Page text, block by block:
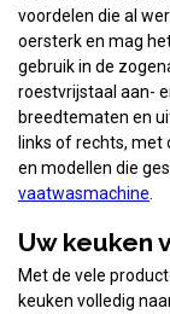
voordelen die al
oersterk en mag
gebruik in de
roestvrijstaal aan-
breedtematen en
links of rechts,
en modellen die
vaatwasmachine
Uw keuken
Met de vele
keuken volledig